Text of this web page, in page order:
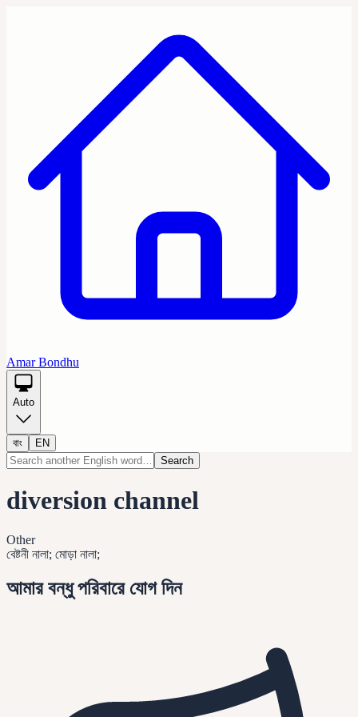
Amar Bondhu
Auto
বাং
EN
Search
diversion channel
Other
বেষ্টনী নালা; মোড়া নালা;
আমার বন্ধু পরিবারে যোগ দিন